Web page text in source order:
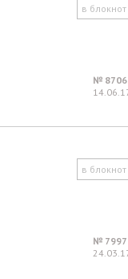
в блокнот
№ 8706
в блокнот
№ 7997